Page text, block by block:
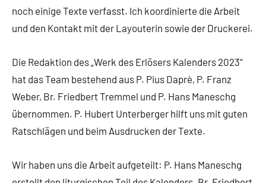
noch einige Texte verfasst. Ich koordinierte die Arbeit
und den Kontakt mit der Layouterin sowie der Druckerei.
Die Redaktion des „Werk des Erlösers Kalenders 2023“
hat das Team bestehend aus P. Pius Daprè, P. Franz
Weber, Br. Friedbert Tremmel und P. Hans Maneschg
übernommen. P. Hubert Unterberger hilft uns mit guten
Ratschlägen und beim Ausdrucken der Texte.
Wir haben uns die Arbeit aufgeteilt: P. Hans Maneschg